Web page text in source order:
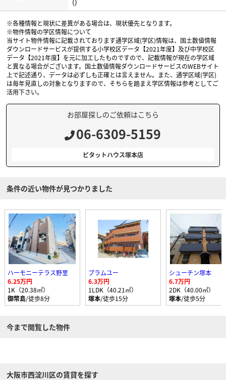
※各種情報と現状に差異がある場合は、現状優先となります。
※物件情報の学区情報について
当サイト物件情報に記載されております通学区域(学区)情報は、国土数値情報
ダウンロードサービスが提供する小学校区データ【2021年度】及び中学校区
データ【2021年度】を元に加工したものですので、記載情報が現在の学区域
と異なる場合がございます。国土数値情報ダウンロードサービスのWEBサイト
上で記述通り、データは必ずしも正確とは言えません。また、通学区域(学区)
は毎年見直しの対象となりますので、そちらを踏まえ学区情報は参考としてご
活用下さい。
お部屋探しのご依頼はこちら
06-6309-5159
ピタットハウス塚本店
条件の近い物件が見つかりました
ハーモニーテラス野里
6.25万円
1K（20.38㎡）
御幣島/徒歩8分
プラムユー
6.3万円
1LDK（40.21㎡）
塚本/徒歩15分
シューチン塚本
6.7万円
2DK（40.00㎡）
塚本/徒歩5分
今まで閲覧した物件
大阪市西淀川区の賃貸を探す